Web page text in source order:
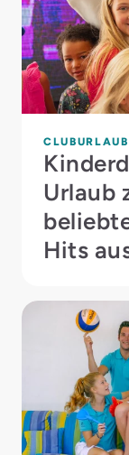
CLUBURLAUB
Urlaub
Hits